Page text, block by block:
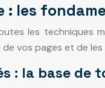
les
les techniques
vos pages et de
: la base de